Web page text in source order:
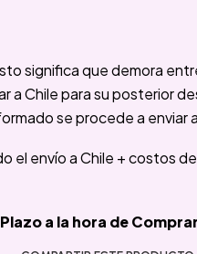
significa que demora
a Chile para su posterior
se procede a enviar
el envío a Chile + costos
a la hora de